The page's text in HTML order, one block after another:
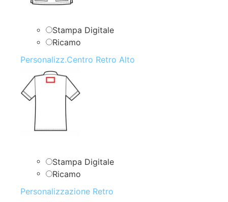
Stampa Digitale
Ricamo
Personalizz.Centro Retro Alto
Stampa Digitale
Ricamo
Personalizzazione Retro